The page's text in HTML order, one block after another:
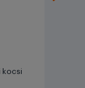
kocsi